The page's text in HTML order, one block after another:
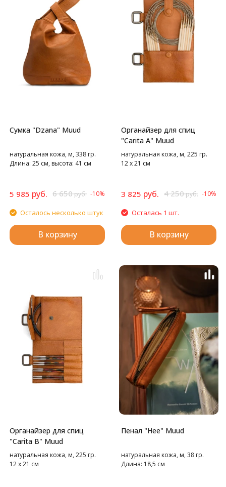
Сумка "Dzana" Muud
натуральная кожа, м, 338 гр.
Длина: 25 см, высота: 41 см
5 985 руб. 6 650руб. -10%
Осталось несколько штук
В корзину
Органайзер для спиц
"Carita A" Muud
натуральная кожа, м, 225 гр.
12 х 21 см
3 825 руб. 4 250руб. -10%
Осталась 1 шт.
В корзину
Органайзер для спиц
"Carita B" Muud
натуральная кожа, м, 225 гр.
12 х 21 см
Пенал "Hee" Muud
натуральная кожа, м, 38 гр.
Длина: 18,5 см